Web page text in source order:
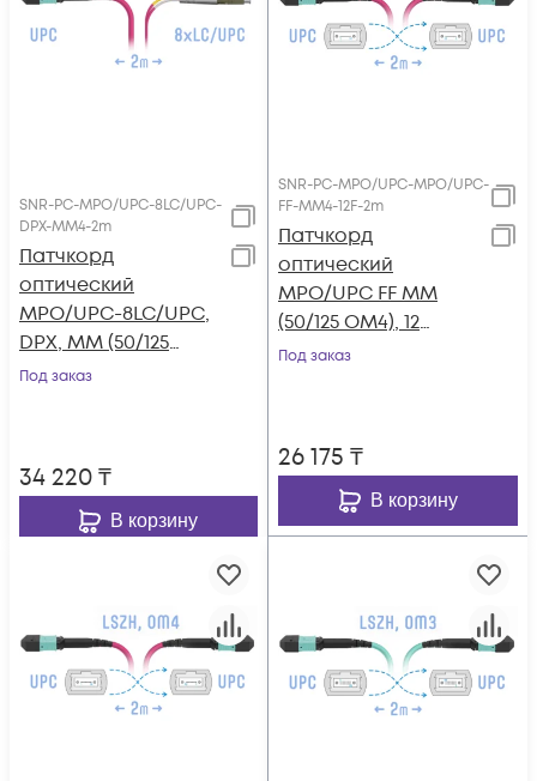
SNR-PC-MPO/UPC-8LC/UPC-
DPX-MM4-2m
Патчкорд
оптический
MPO/UPC-8LC/UPC,
DPX, MM (50/125
OM4), 2 метра
Под заказ
34 220₸
В корзину
SNR-PC-MPO/UPC-MPO/UPC-
FF-MM4-12F-2m
Патчкорд
оптический
MPO/UPC FF MM
(50/125 OM4), 12
волокон, 2 метра
Под заказ
26 175 ₸
В корзину